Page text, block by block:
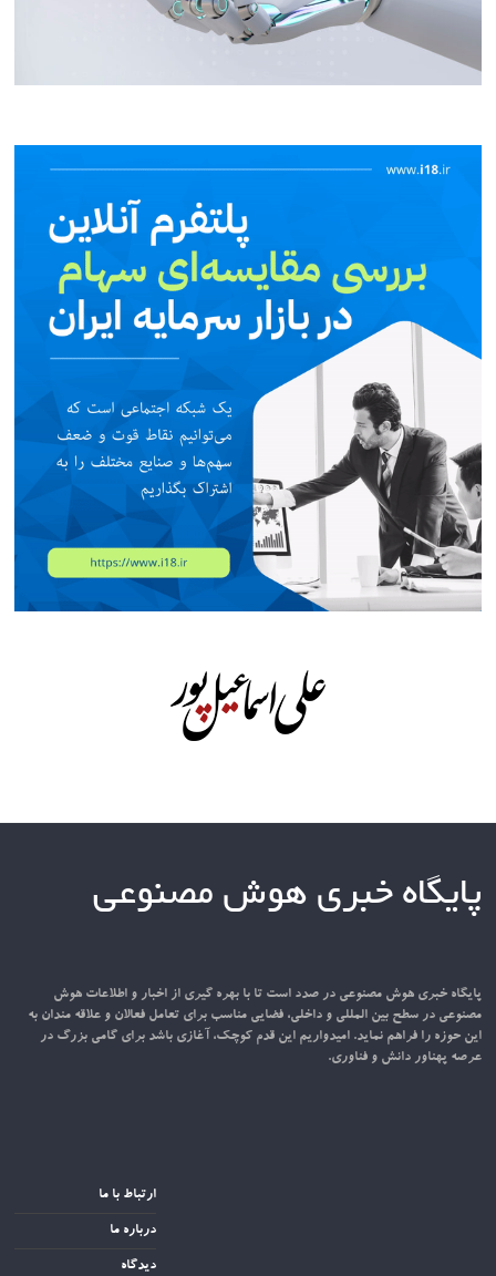
پایگاه خبری هوش مصنوعی
پایگاه خبری هوش مصنوعی در صدد است تا با بهره گیری از اخبار و اطلاعات هوش
مصنوعی در سطح بین المللی و داخلی، فضایی مناسب برای تعامل فعالان و علاقه مندان به
این حوزه را فراهم نماید. امیدواریم این قدم کوچک، آغازی باشد برای گامی بزرگ در
عرصه پهناور دانش و فناوری.
ارتباط با ما
درباره ما
دیدگاه